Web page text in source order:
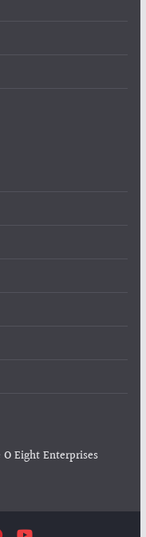
Eight Enterprises